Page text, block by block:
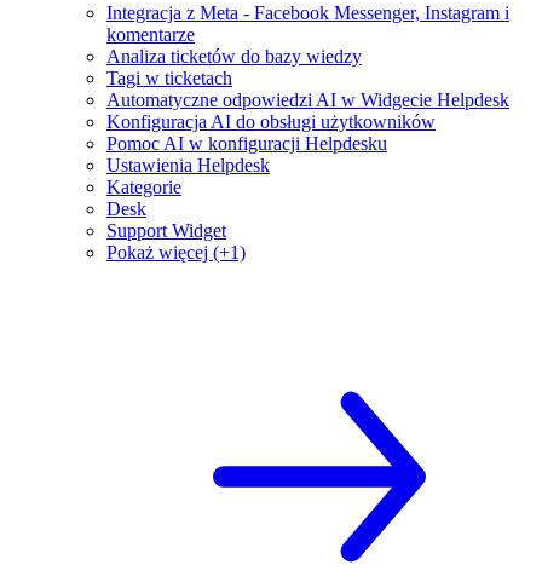
Integracja z Meta - Facebook Messenger, Instagram i
komentarze
Analiza ticketów do bazy wiedzy
Tagi w ticketach
Automatyczne odpowiedzi AI w Widgecie Helpdesk
Konfiguracja AI do obsługi użytkowników
Pomoc AI w konfiguracji Helpdesku
Ustawienia Helpdesk
Kategorie
Desk
Support Widget
Pokaż więcej (+1)